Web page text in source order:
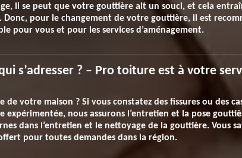
il se peut que votre gouttière ait un souci, et cela
pour le changement de votre gouttière, il est
pour vous et pour les services d’aménagement.
s’adresser ? – Pro toiture est à votre
de votre maison ? Si vous constatez des fissures ou des
expérimentée, nous assurons l’entretien et la pose
dans l’entretien et le nettoyage de la gouttière. Vous
pour toutes demandes dans la région.